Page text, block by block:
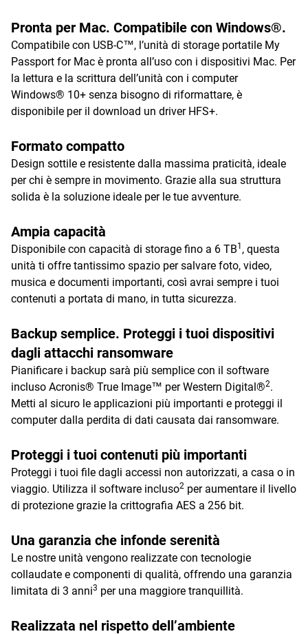
Pronta per Mac. Compatibile con Windows®.
Compatibile con USB-C™, l’unità di storage portatile My
Passport for Mac è pronta all’uso con i dispositivi Mac. Per
la lettura e la scrittura dell’unità con i computer
Windows® 10+ senza bisogno di riformattare, è
disponibile per il download un driver HFS+.
Formato compatto
Design sottile e resistente dalla massima praticità, ideale
per chi è sempre in movimento. Grazie alla sua struttura
solida è la soluzione ideale per le tue avventure.
Ampia capacità
Disponibile con capacità di storage fino a 6 TB1 , questa
unità ti offre tantissimo spazio per salvare foto, video,
musica e documenti importanti, così avrai sempre i tuoi
contenuti a portata di mano, in tutta sicurezza.
Backup semplice. Proteggi i tuoi dispositivi
dagli attacchi ransomware
Pianificare i backup sarà più semplice con il software
incluso Acronis® True Image™ per Western Digital®2.
Metti al sicuro le applicazioni più importanti e proteggi il
computer dalla perdita di dati causata dai ransomware.
Proteggi i tuoi contenuti più importanti
Proteggi i tuoi file dagli accessi non autorizzati, a casa o in
viaggio. Utilizza il software incluso2 per aumentare il livello
di protezione grazie la crittografia AES a 256 bit.
Una garanzia che infonde serenità
Le nostre unità vengono realizzate con tecnologie
collaudate e componenti di qualità, offrendo una garanzia
limitata di 3 anni3 per una maggiore tranquillità.
Realizzata nel rispetto dell’ambiente